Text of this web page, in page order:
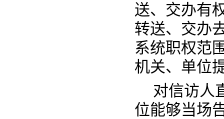
送、交办有
转送、交办
系统职权范
机关、单位
对信访人
位能够当场